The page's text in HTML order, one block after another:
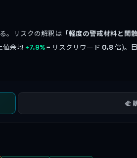
。リスクの解釈は 「軽度の警戒材料と閑
値余地 +7.9%= リスクリワード 0.8 倍)。
🫲